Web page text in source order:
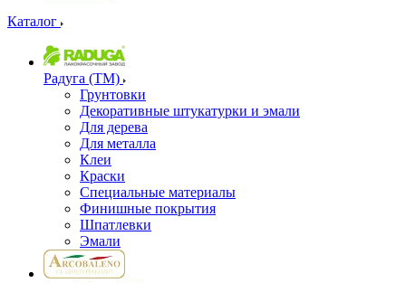
Каталог
Радуга (ТМ)
Грунтовки
Декоративные штукатурки и эмали
Для дерева
Для металла
Клеи
Краски
Специальные материалы
Финишные покрытия
Шпатлевки
Эмали